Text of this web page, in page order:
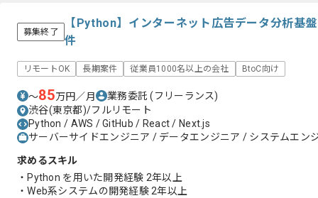
募集終了
【Python】インターネット広告データ分析基
件
リモートOK 長期案件 従業員1000名以上の会社 BtoC向け
〜85万円／月 業務委託(フリーランス)
渋谷(東京都)/フルリモート
Python / AWS / GitHub / React / Next.js
サーバーサイドエンジニア / データエンジニア / システムエン
求めるスキル
・Python を用いた開発経験 2年以上
・Web系システムの開発経験 2年以上